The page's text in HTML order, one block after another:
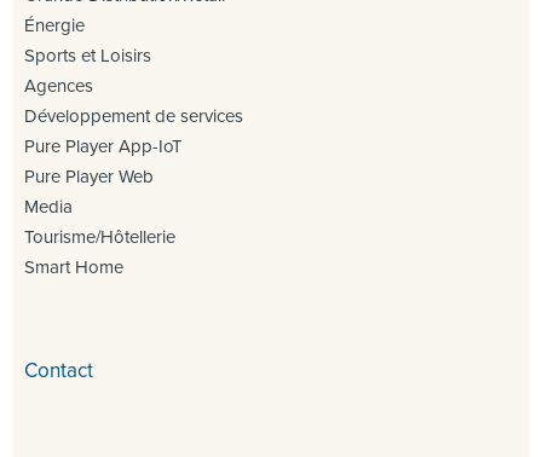
Énergie
Sports et Loisirs
Agences
Développement de services
Pure Player App-IoT
Pure Player Web
Media
Tourisme/Hôtellerie
Smart Home
Contact